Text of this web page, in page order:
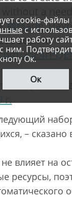
seen it.
г.
– сказано
влияет на
ресурсы,
cookie-файлы
с
работу
ним.
Ок.
Ок